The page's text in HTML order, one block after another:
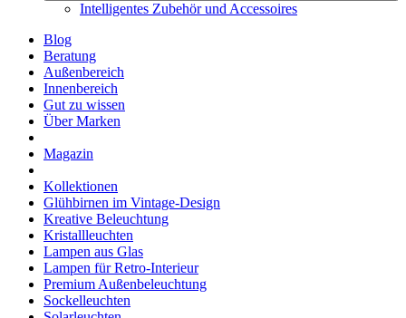
Intelligentes Zubehör und Accessoires
Blog
Beratung
Außenbereich
Innenbereich
Gut zu wissen
Über Marken
Magazin
Kollektionen
Glühbirnen im Vintage-Design
Kreative Beleuchtung
Kristallleuchten
Lampen aus Glas
Lampen für Retro-Interieur
Premium Außenbeleuchtung
Sockelleuchten